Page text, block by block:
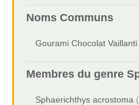
Noms Communs
Gourami Chocolat Vaillanti
Membres du genre
Sphaerichthys acrostoma